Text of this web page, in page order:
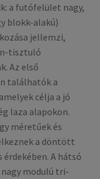
a futófelület nagy,
blokk-alakú)
jellemzi,
tisztuló
Az első
találhatók a
célja a jó
laza alapokon.
méretűek és
a döntött
A hátsó
modulú tri-